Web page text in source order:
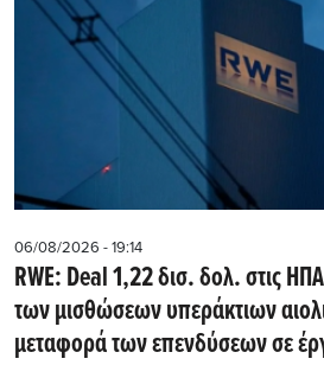
06/08/2026 - 19:14
RWE: Deal 1,22 δισ. δολ. στις ΗΠΑ για την ακύρωση
των μισθώσεων υπεράκτιων
μεταφορά των επενδύσεων σε